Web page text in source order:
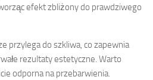
efekt zbliżony do prawdziwego
przylega do szkliwa, co zapewnia
rezultaty estetyczne. Warto
odporna na przebarwienia.